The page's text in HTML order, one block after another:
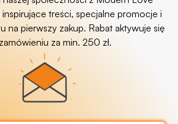
inspirujące treści, specjalne promocje i
na pierwszy zakup. Rabat aktywuje się
za min. 250 zł.